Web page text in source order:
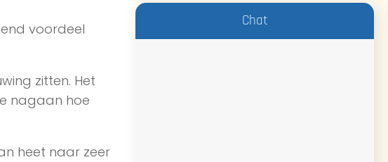
voordeel
zitten. Het
nagaan hoe
heet naar zeer
Chat